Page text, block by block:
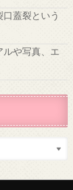
蓋裂という
ルや写真、エ